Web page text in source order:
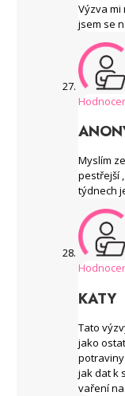
Výzva mi
jsem se
Myslím
pestřejší
týdnech
KATY
Tato
jako
jak dat k
vaření